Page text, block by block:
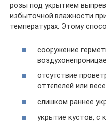
розы под укрытием
избыточной влажности
температурах. Этому
сооружение
отсутствие
оттепелей или
слишком раннее
укрытие кустов, с